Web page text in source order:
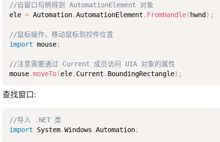
//自窗口句柄得到 AutomationElement 对象
ele = Automation.AutomationElement . FromHandle( hwnd ) ;
//鼠标操作，移动鼠标到控件位置
import mouse;
//注意需要通过 Current 成员访问 UIA 对象的属性
mouse.moveTo(ele. Current . BoundingRectangle) ;
查找窗口:
//导入 .NET 类
import System.Windows .Automation;